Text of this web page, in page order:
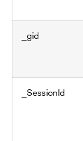
_gid
_SessionId